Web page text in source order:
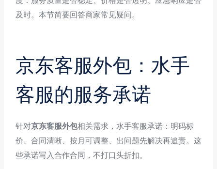
及时。本节简要回答商家常见疑问。
京东客服外包：水手
客服的服务承诺
针对京东客服外包相关需求，水手客服承诺：明码标
价、合同清晰、按月可调整、出问题先解决再追责。这
些承诺写入合作合同，不打口头折扣。